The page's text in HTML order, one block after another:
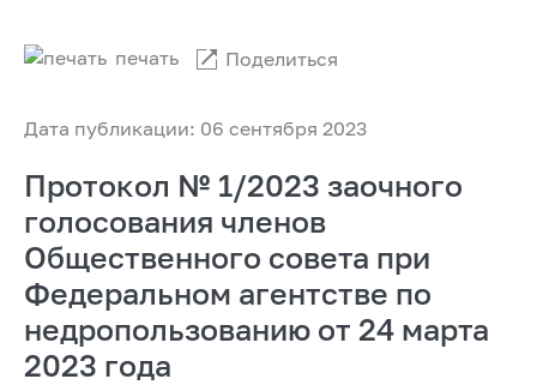
Дата публикации: 06 сентября 2023
печать Поделиться
Протокол № 1/2023 заочного
голосования членов
Общественного совета при
Федеральном агентстве по
недропользованию от 24 марта
2023 года